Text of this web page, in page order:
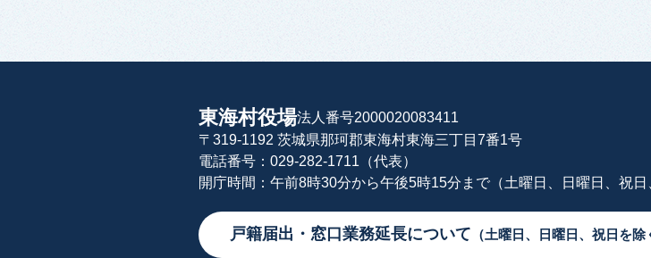
東海村役場法人番号2000020083411
〒319-1192 茨城県那珂郡東海村東海三丁目7番1号
電話番号：029-282-1711（代表）
開庁時間：午前8時30分から午後5時15分まで（土曜日、日曜日、祝日
戸籍届出・窓口業務延長について （土曜日、日曜日、祝日を除